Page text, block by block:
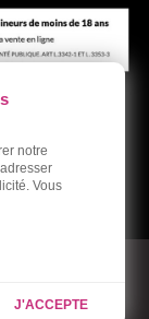
notre
Vous
J'ACCEPTE